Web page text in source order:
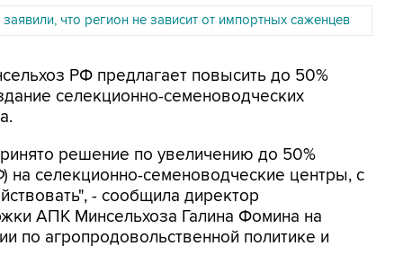
заявили, что регион не зависит от импортных саженцев
РФ предлагает повысить до 50%
селекционно-семеноводческих
решение по увеличению до 50%
) на селекционно-семеноводческие центры, с
- сообщила директор
АПК Минсельхоза Галина Фомина на
по агропродовольственной политике и